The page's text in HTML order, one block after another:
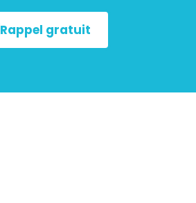
Rappel gratuit